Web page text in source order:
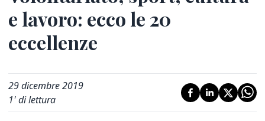
e lavoro: ecco le 20
eccellenze
29 dicembre 2019
1' di lettura